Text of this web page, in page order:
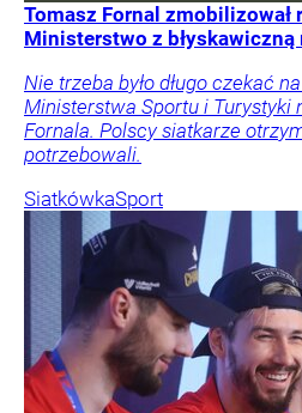
Tomasz Fornal zmobilizował
Ministerstwo z błyskawiczną
Nie trzeba było długo czekać
Ministerstwa Sportu i Turystyki
Fornala. Polscy siatkarze
potrzebowali.
SiatkówkaSport